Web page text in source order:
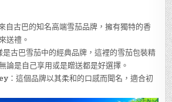
自古巴的知名高端雪茄品牌，擁有獨特的香
送禮。
是古巴雪茄中的經典品牌，這裡的雪茄包裝精
論是自己享用或是贈送都是好選擇。
：這個品牌以其柔和的口感而聞名，適合初